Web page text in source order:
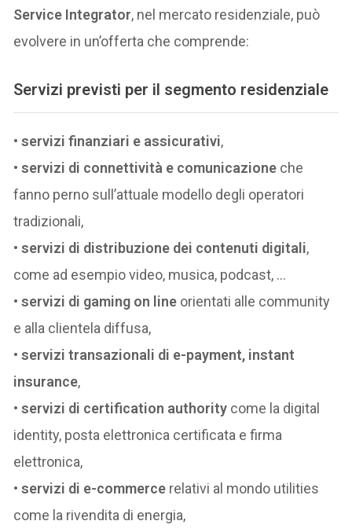
Service Integrator, nel mercato residenziale, può
evolvere in un’offerta che comprende:
Servizi previsti per il segmento residenziale
•servizi finanziari e assicurativi,
•servizi di connettività e comunicazione che
fanno perno sull’attuale modello degli operatori
tradizionali,
•servizi di distribuzione dei contenuti digitali,
come ad esempio video, musica, podcast, …
•servizi di gaming on line orientati alle community
e alla clientela diffusa,
•servizi transazionali di e-payment, instant
insurance,
•servizi di certification authority come la digital
identity, posta elettronica certificata e firma
elettronica,
•servizi di e-commerce relativi al mondo utilities
come la rivendita di energia,